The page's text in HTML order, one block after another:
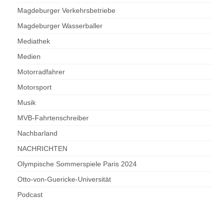
Magdeburger Verkehrsbetriebe
Magdeburger Wasserballer
Mediathek
Medien
Motorradfahrer
Motorsport
Musik
MVB-Fahrtenschreiber
Nachbarland
NACHRICHTEN
Olympische Sommerspiele Paris 2024
Otto-von-Guericke-Universität
Podcast